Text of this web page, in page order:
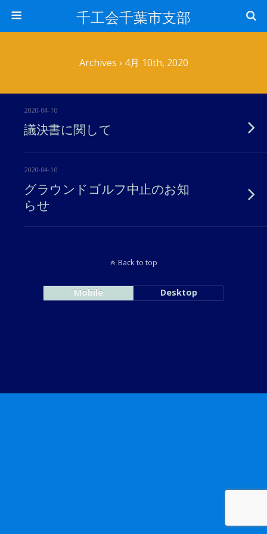
千工会千葉市支部
Archives › 4月 10th, 2020
2020-04-10
議決書に関して
2020-04-10
グラウンドゴルフ中止のお知
らせ
Back to top
Mobile Desktop